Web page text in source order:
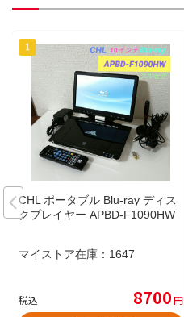
CHL ポータブル Blu-ray ディス
クプレイヤー APBD-F1090HW
マイストア在庫： 1647
税込 8700円